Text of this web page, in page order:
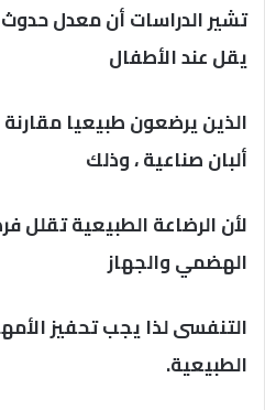
تشير الدراسات أن معدل
يقل عند الأطفال
الذين يرضعون طبيعيا
ألبان صناعية ، وذلك
لأن الرضاعة الطبيعية تقلل
الهضمي والجهاز
التنفسى لذا يجب تحفيز
الطبيعية.